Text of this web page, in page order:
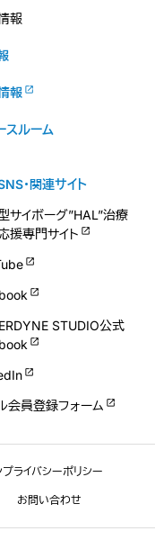
報
報
スルーム
・関連サイト
サイボーグ”HAL”治療
援専門サイト
STUDIO公式
会員登録フォーム
ライバシーポリシー
お問い合わせ